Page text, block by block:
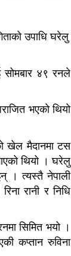
उपाधि घरेलु
सोमबार ४९ रनले
भएको थियो
खेल मैदानमा टस
थियो । घरेलु
। त्यस्तै नेपाली
रानी र निधि
सिमित भयो ।
कप्तान रुविना